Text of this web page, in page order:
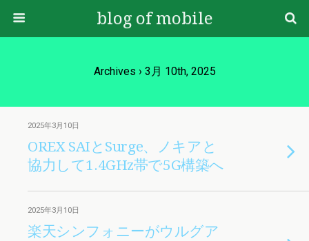
blog of mobile
Archives › 3月 10th, 2025
2025年3月10日
OREX SAIとSurge、ノキアと
協力して1.4GHz帯で5G構築へ
2025年3月10日
楽天シンフォニーがウルグア